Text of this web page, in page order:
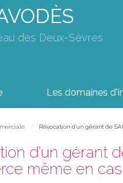
des Deux-Sèvres
Les domaines
Révocation d’un gérant de
d’un gérant
même en cas